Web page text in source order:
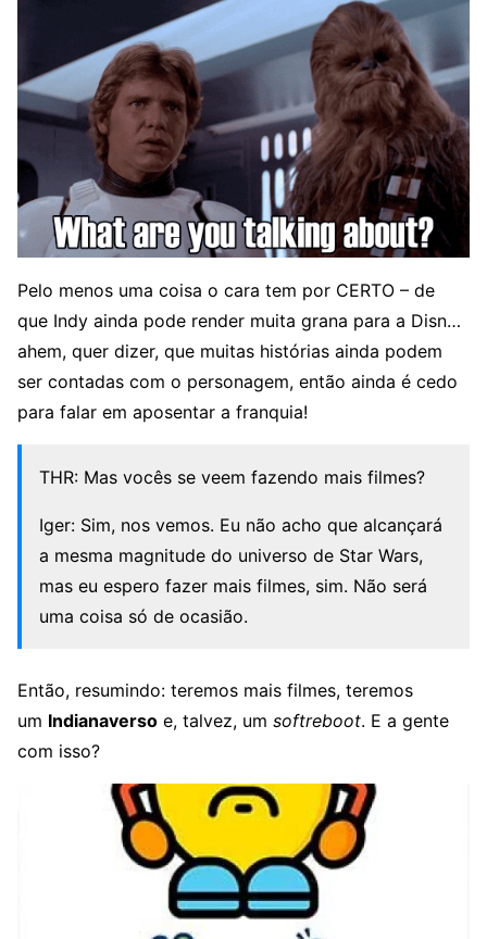
Pelo menos uma coisa o cara tem por CERTO – de
que Indy ainda pode render muita grana para a Disn…
ahem, quer dizer, que muitas histórias ainda podem
ser contadas com o personagem, então ainda é cedo
para falar em aposentar a franquia!
THR: Mas vocês se veem fazendo mais filmes?
Iger: Sim, nos vemos. Eu não acho que alcançará
a mesma magnitude do universo de Star Wars,
mas eu espero fazer mais filmes, sim. Não será
uma coisa só de ocasião.
Então, resumindo: teremos mais filmes, teremos
um Indianaverso e, talvez, um softreboot. E a gente
com isso?